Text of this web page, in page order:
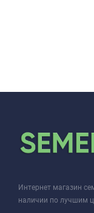
Интернет магазин
наличии по лучшим